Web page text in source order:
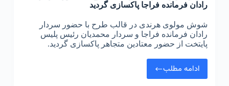
رادان فرمانده فراجا پاکسازی گردید
شوش مولوی هرندی در قالب طرح با حضور سردار
رادان فرمانده فراجا و سردار محمدیان رئیس پلیس
پایتخت از حضور معتادین متجاهر پاکسازی گردید.
ادامه مطلب